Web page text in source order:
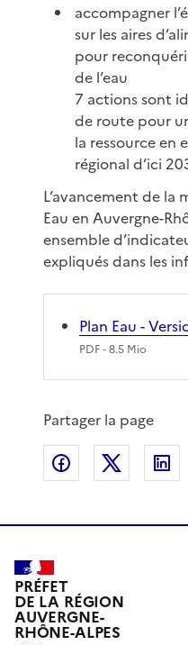
accompagner
sur les aires
pour
de l’eau
7 actions sont
de route pour
la ressource en
régional d’ici
L’avancement de
Eau en Auvergne-
ensemble
expliqués dans les
Plan Eau -
PDF- 8.5 Mio
Partager la page
Partager sur
PRÉFET
DE LA RÉGION
AUVERGNE-
RHÔNE-ALPES